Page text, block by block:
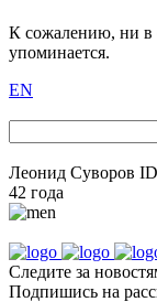
К сожалению, ни в
упоминается.
EN
Леонид Суворов
42 года
Следите за
Подпишись на